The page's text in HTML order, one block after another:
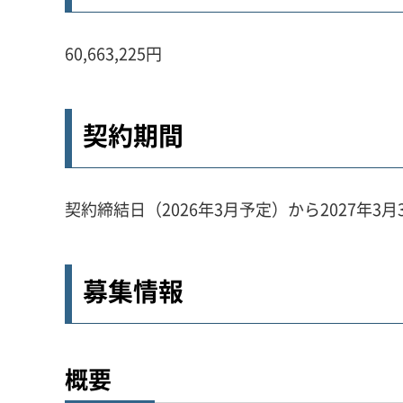
60,663,225円
契約期間
契約締結日（2026年3月予定）から2027年3月
募集情報
概要